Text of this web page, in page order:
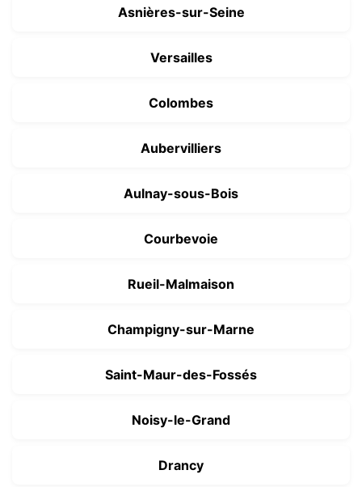
Asnières-sur-Seine
Versailles
Colombes
Aubervilliers
Aulnay-sous-Bois
Courbevoie
Rueil-Malmaison
Champigny-sur-Marne
Saint-Maur-des-Fossés
Noisy-le-Grand
Drancy